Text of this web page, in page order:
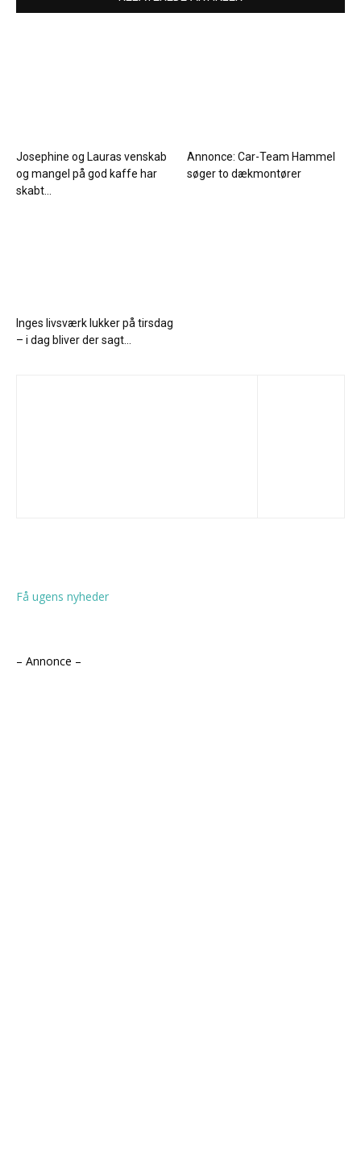
Josephine og Lauras venskab
og mangel på god kaffe har
skabt...
Annonce: Car-Team Hammel
søger to dækmontører
Inges livsværk lukker på tirsdag
– i dag bliver der sagt...
Få ugens nyheder
– Annonce –